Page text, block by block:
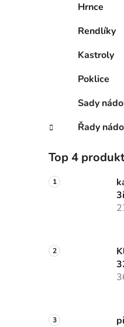
Hrnce
Rendlíky
Kastroly
Poklice
Sady
Řady
Top 4